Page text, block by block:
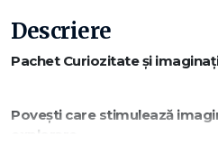
Descriere
Pachet Curiozitate și
Povești care stimulează
explorare